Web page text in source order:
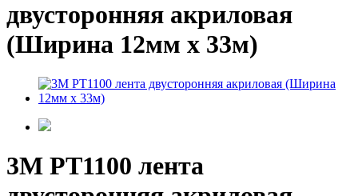
двусторонняя акриловая
(Ширина 12мм х 33м)
3M PT1100 лента